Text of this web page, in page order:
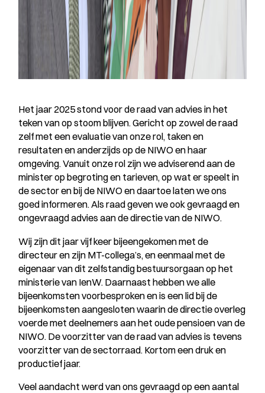
Het jaar 2025 stond voor de raad van advies in het
teken van op stoom blijven. Gericht op zowel de raad
zelf met een evaluatie van onze rol, taken en
resultaten en anderzijds op de NIWO en haar
omgeving. Vanuit onze rol zijn we adviserend aan de
minister op begroting en tarieven, op wat er speelt in
de sector en bij de NIWO en daartoe laten we ons
goed informeren. Als raad geven we ook gevraagd en
ongevraagd advies aan de directie van de NIWO.
Wij zijn dit jaar vijf keer bijeengekomen met de
directeur en zijn MT-collega’s, en eenmaal met de
eigenaar van dit zelfstandig bestuursorgaan op het
ministerie van IenW. Daarnaast hebben we alle
bijeenkomsten voorbesproken en is een lid bij de
bijeenkomsten aangesloten waarin de directie overleg
voerde met deelnemers aan het oude pensioen van de
NIWO. De voorzitter van de raad van advies is tevens
voorzitter van de sectorraad. Kortom een druk en
productief jaar.
Veel aandacht werd van ons gevraagd op een aantal